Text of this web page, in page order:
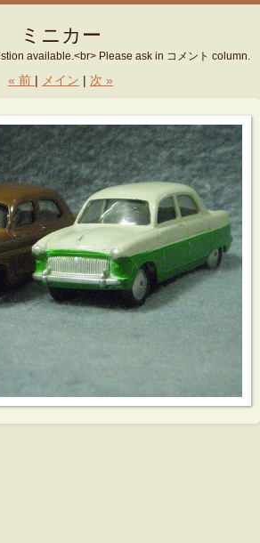
ミニカー
available.<br> Please ask in コメント column.
« 前 メイン 次 »